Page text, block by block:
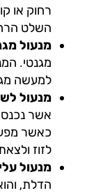
רחוק או קוד.
השלט הרחוק
מנעול מגנטי:
מגנטי.
למעשה מגנט,
מנעול לשונית:
אשר נכנסת
כאשר
לזוז ולצאת
מנעול עליון:
הדלת, והוא